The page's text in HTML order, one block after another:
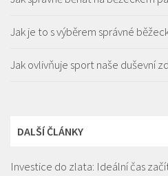
Jak je to s výběrem správné
Jak ovlivňuje sport naše duševní
DALŠÍ ČLÁNKY
Investice do zlata: Ideální čas